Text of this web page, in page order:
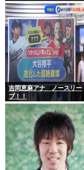
吉岡恵麻アナ ノースリー
ブ！！